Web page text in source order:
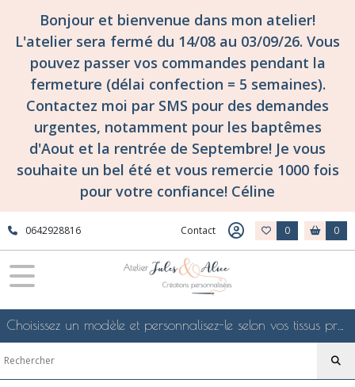
Bonjour et bienvenue dans mon atelier!
L'atelier sera fermé du 14/08 au 03/09/26. Vous
pouvez passer vos commandes pendant la
fermeture (délai confection = 5 semaines).
Contactez moi par SMS pour des demandes
urgentes, notamment pour les baptêmes
d'Aout et la rentrée de Septembre! Je vous
souhaite un bel été et vous remercie 1000 fois
pour votre confiance! Céline
0642928816 Contact 0 0
Choisissez un modèle et personnalisez-le selon vos tissus préférés de mes collections en ligne, je le confectionnerai selon vos souhaits